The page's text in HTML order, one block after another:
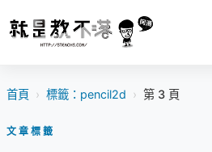
首頁 › 標籤：pencil2d › 第 3 頁
文章標籤